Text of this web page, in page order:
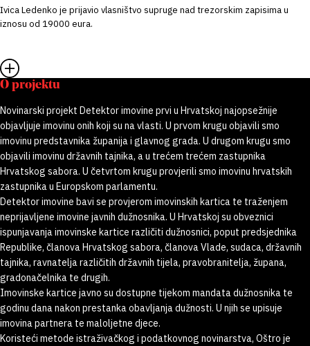
Ivica Ledenko je prijavio vlasništvo supruge nad trezorskim zapisima u
iznosu od 19000 eura.
O projektu
Novinarski projekt Detektor imovine prvi u Hrvatskoj najopsežnije
objavljuje imovinu onih koji su na vlasti. U prvom krugu objavili smo
imovinu predstavnika županija i glavnog grada. U drugom krugu smo
objavili imovinu državnih tajnika, a u trećem trećem zastupnika
Hrvatskog sabora. U četvrtom krugu provjerili smo imovinu hrvatskih
zastupnika u Europskom parlamentu.
Detektor imovine bavi se provjerom imovinskih kartica te traženjem
neprijavljene imovine javnih dužnosnika. U Hrvatskoj su obveznici
ispunjavanja imovinske kartice različiti dužnosnici, poput predsjednika
Republike, članova Hrvatskog sabora, članova Vlade, sudaca, državnih
tajnika, ravnatelja različitih državnih tijela, pravobranitelja, župana,
gradonačelnika te drugih.
Imovinske kartice javno su dostupne tijekom mandata dužnosnika te
godinu dana nakon prestanka obavljanja dužnosti. U njih se upisuje
imovina partnera te maloljetne djece.
Koristeći metode istraživačkog i podatkovnog novinarstva, Oštro je